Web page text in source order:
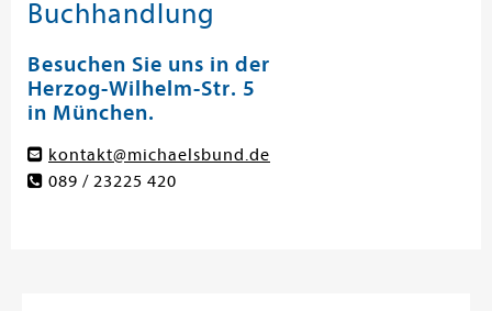
Buchhandlung
Besuchen Sie uns in der
Herzog-Wilhelm-Str. 5
in München.
kontakt@michaelsbund.de
089 / 23225 420